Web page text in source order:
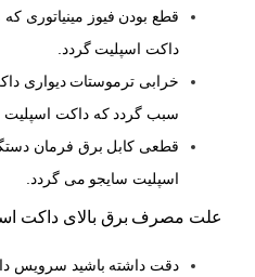
قطع بودن فیوز مینیاتوری
داکت اسپلیت گردد.
خرابی ترموستات دیواری
سبب گردد که داکت اسپلیت
قطعی کابل برق فرمان
اسپلیت سایجو می گردد.
علت مصرف برق بالای داکت
دقت داشته باشید سرویس